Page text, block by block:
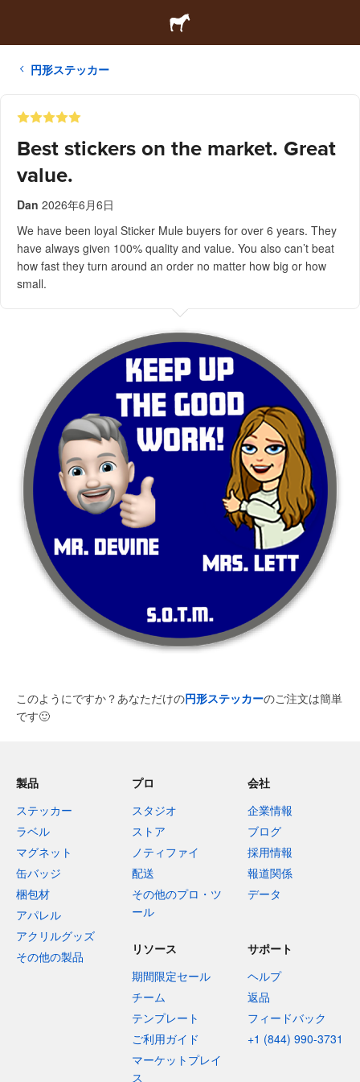
円形ステッカー
Best stickers on the market. Great
value.
Dan 2026年6月6日
We have been loyal Sticker Mule buyers for over 6 years. They
have always given 100% quality and value. You also can’t beat
how fast they turn around an order no matter how big or how
small.
このようにですか？あなただけの円形ステッカーのご注文は簡単
です🙂
製品
ステッカー
ラベル
マグネット
缶バッジ
梱包材
アパレル
アクリルグッズ
その他の製品
プロ
スタジオ
ストア
ノティファイ
配送
その他のプロ・ツ
ール
会社
企業情報
ブログ
採用情報
報道関係
データ
リソース
期間限定セール
チーム
テンプレート
ご利用ガイド
マーケットプレイ
ス
サポート
ヘルプ
返品
フィードバック
+1 (844) 990-3731